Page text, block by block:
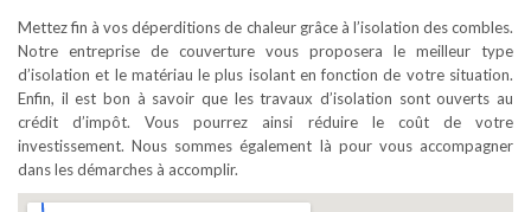
Mettez fin à vos déperditions de chaleur grâce à l’isolation des combles.
Notre entreprise de couverture vous proposera le meilleur type
d’isolation et le matériau le plus isolant en fonction de votre situation.
Enfin, il est bon à savoir que les travaux d’isolation sont ouverts au
crédit d’impôt. Vous pourrez ainsi réduire le coût de votre
investissement. Nous sommes également là pour vous accompagner
dans les démarches à accomplir.